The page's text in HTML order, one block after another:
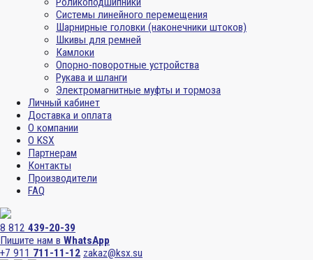
Системы линейного перемещения
Шарнирные головки (наконечники штоков)
Шкивы для ремней
Камлоки
Опорно-поворотные устройства
Рукава и шланги
Электромагнитные муфты и тормоза
Личный кабинет
Доставка и оплата
О компании
О KSX
Партнерам
Контакты
Производители
FAQ
8 812 439-20-39
Пишите нам в WhatsApp
+7 911 711-11-12 zakaz@ksx.su